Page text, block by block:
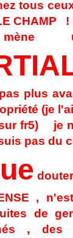
tous
CHAMP !
plus
(je
fr5) je
pas du
,
de
,